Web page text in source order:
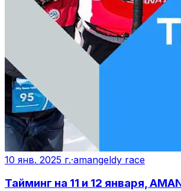
10 янв. 2025 г.·amangeldy race
Тайминг на 11 и 12 января,